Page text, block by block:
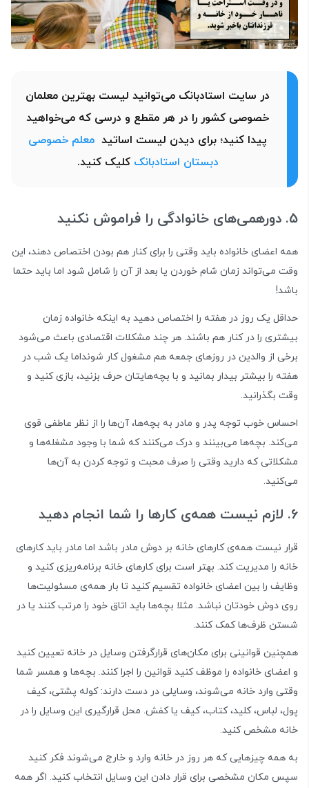
در سایت استادبانک می‌توانید لیست بهترین معلمان
خصوصی کشور را در هر مقطع و درسی که می‌خواهید
پیدا کنید؛ برای دیدن لیست اساتید معلم خصوصی
دبستان استادبانک کلیک کنید.
5. دورهمی‌های خانوادگی را فراموش نکنید
همه اعضای خانواده باید وقتی را برای کنار هم بودن اختصاص دهند، این
وقت می‌تواند زمان شام خوردن یا بعد از آن را شامل شود اما باید حتما
باشد!
حداقل یک روز در هفته را اختصاص دهید به اینکه خانواده زمان
بیشتری را در کنار هم باشند. هر چند مشکلات اقتصادی باعث می‌شود
برخی از والدین در روزهای جمعه هم مشغول کار شونداما یک شب در
هفته را بیشتر بیدار بمانید و با بچه‌هایتان حرف بزنید، بازی کنید و
وقت بگذرانید.
احساس خوب توجه پدر و مادر به بچه‌ها، آن‌ها را از نظر عاطفی قوی
می‌کند. بچه‌ها می‌بینند و درک می‌کنند که شما با وجود مشغله‌ها و
مشکلاتی که دارید وقتی را صرف محبت و توجه کردن به آن‌ها
می‌کنید.
6. لازم نیست همه‌ی کارها را شما انجام دهید
قرار نیست همه‌ی کارهای خانه بر دوش مادر باشد اما مادر باید کارهای
خانه را مدیریت کند. بهتر است برای کارهای خانه برنامه‌ریزی کنید و
وظایف را بین اعضای خانواده تقسیم کنید تا بار همه‌ی مسئولیت‌ها
روی دوش خودتان نباشد. مثلا بچه‌ها باید اتاق خود را مرتب کنند یا در
شستن ظرف‌ها کمک کنند.
همچنین قوانینی برای مکان‌های قرارگرفتن وسایل در خانه تعیین کنید
و اعضای خانواده را موظف کنید قوانین را اجرا کنند. بچه‌ها و همسر شما
وقتی وارد خانه می‌شوند، وسایلی در دست دارند: کوله پشتی، کیف
پول، لباس، کلید، کتاب، کیف یا کفش. محل قرارگیری این‌ وسایل را در
خانه مشخص کنید.
به همه چیزهایی که هر روز در خانه وارد و خارج می‌شوند فکر کنید
سپس مکان مشخصی برای قرار دادن این وسایل انتخاب کنید. اگر همه